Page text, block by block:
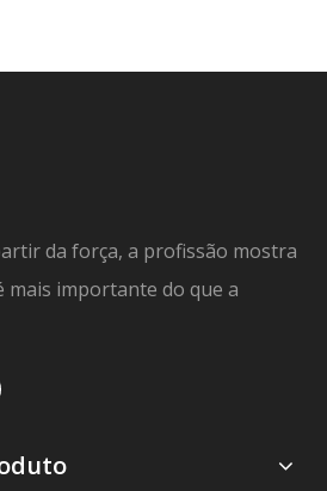
da força, a profissão mostra
mais importante do que a